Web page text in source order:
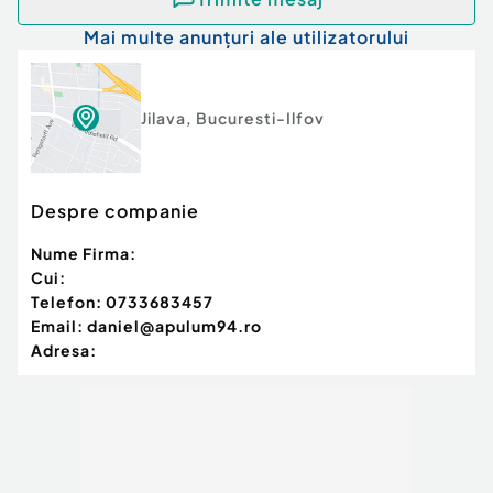
Alte tipuri
Mai multe anunțuri ale utilizatorului
Jilava, Bucuresti-Ilfov
Despre companie
Nume Firma:
Cui:
Telefon: 0733683457
Email: daniel@apulum94.ro
Adresa: